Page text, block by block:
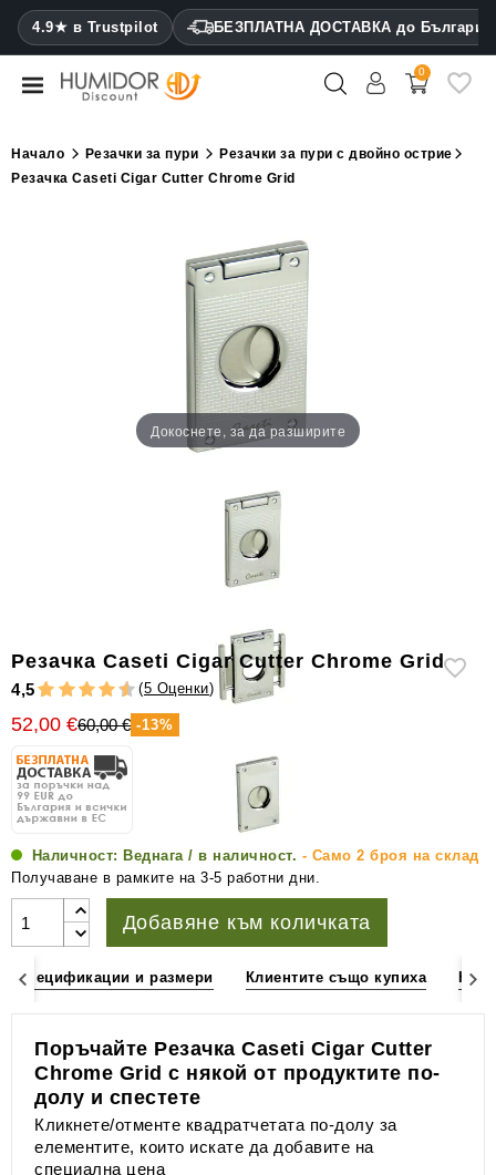
4.9★ в Trustpilot БЕЗПЛАТНА ДОСТАВКА до България
CATEGORY
Хумидори
Други
аксесоари
за
пури
0
Начало Резачки за пури
Резачки за пури с двойно острие
Резачка Caseti Cigar Cutter Chrome Grid
Докоснете, за да разширите
Резачка Caseti Cigar Cutter Chrome Grid
4,5 (5 Оценки)
52,00 €60,00 € -13%
Наличност: Веднага / в наличност. - Само 2 броя на склад
Получаване в рамките на 3-5 работни дни.
Добавяне към количката
Спецификации и размери Клиентите също купиха
Поръчайте Резачка Caseti Cigar Cutter
Chrome Grid с някой от продуктите по-
долу и спестете
Кликнете/отменте квадратчетата по-долу за
елементите, които искате да добавите на
специална цена